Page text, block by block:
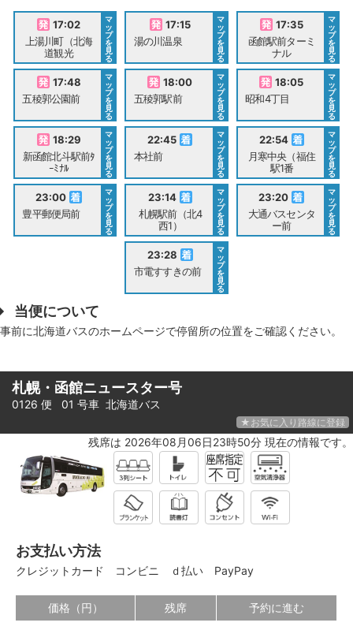
17:02
上湯川町（北海
道観光
マ
ッ
プ
を
見
る
17:15
湯の川温泉
マ
ッ
プ
を
見
る
17:35
函館駅前ターミ
ナル
マ
ッ
プ
を
見
る
17:48
五稜郭公園前
マ
ッ
プ
を
見
る
18:00
五稜郭駅前
マ
ッ
プ
を
見
る
18:05
昭和4丁目
マ
ッ
プ
を
見
る
18:29
新函館北斗駅前ﾀ
ｰﾐﾅﾙ
マ
ッ
プ
を
見
る
22:45
本社前
マ
ッ
プ
を
見
る
22:54
月寒中央（福住
駅1番
マ
ッ
プ
を
見
る
23:00
豊平郵便局前
マ
ッ
プ
を
見
る
23:14
札幌駅前（北4
西1）
マ
ッ
プ
を
見
る
23:20
大通バスセンタ
ー前
マ
ッ
プ
を
見
る
23:28
市電すすきの前
マ
ッ
プ
を
見
る
当便について
事前に北海道バスのホームページで停留所の位置をご確認ください。
札幌・函館ニュースター号
0126 便 01 号車 北海道バス
★お気に入り路線に登録
残席は 2026年08月06日23時50分 現在の情報です。
お支払い方法
クレジットカード コンビニ ｄ払い PayPay
価格（円） 残席 予約に進む